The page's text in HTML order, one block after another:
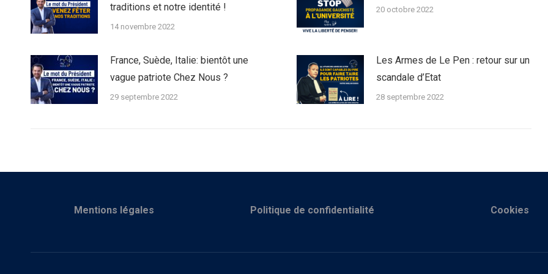
traditions et notre identité !
14 novembre 2022
20 octobre 2022
France, Suède, Italie: bientôt une
vague patriote Chez Nous ?
29 septembre 2022
Les Armes de Le Pen : retour sur un
scandale d’Etat
28 septembre 2022
Mentions légales Politique de confidentialité Cookies